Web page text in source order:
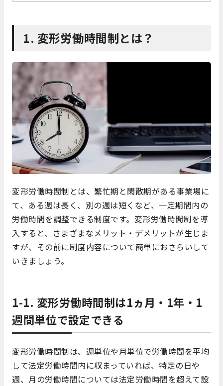
1. 変形労働時間制とは？
変形労働時間制とは、繁忙期と閑散期がある事業場に
て、ある週は長く、別の週は短くなど、一定期間内の
労働時間を調整できる制度です。変形労働時間制を導
入すると、さまざまなメリット・デメリットが生じま
すが、その前に制度内容について簡単におさらいして
いきましょう。
1-1. 変形労働時間制は1ヵ月・1年・1
週間単位で設定できる
変形労働時間制は、週単位や月単位で労働時間を平均
して法定労働時間内に収まっていれば、特定の日や
週、月の労働時間については法定労働時間を超えて設